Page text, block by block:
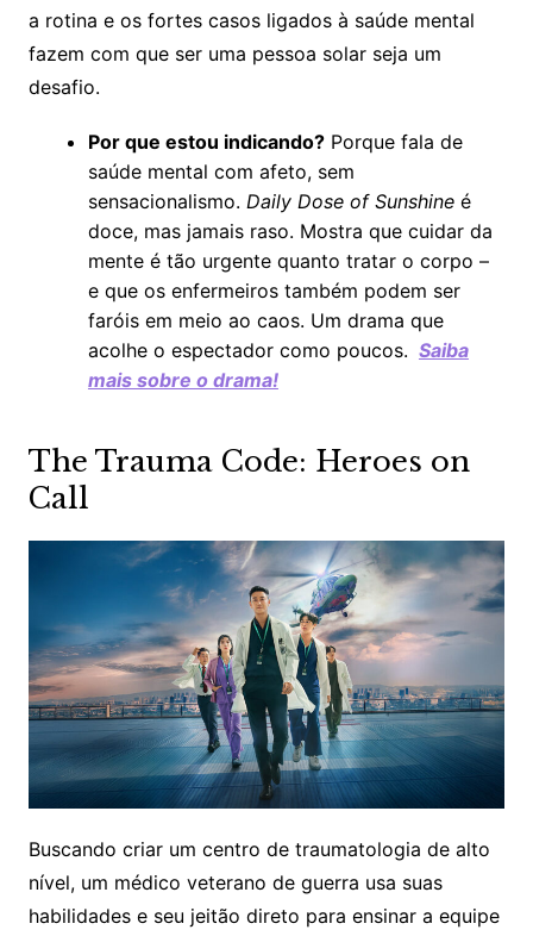
a rotina e os fortes casos ligados à saúde mental
fazem com que ser uma pessoa solar seja um
desafio.
Por que estou indicando?Porque fala de
saúde mental com afeto, sem
sensacionalismo. Daily Dose of Sunshineé
doce, mas jamais raso. Mostra que cuidar da
mente é tão urgente quanto tratar o corpo –
e que os enfermeiros também podem ser
faróis em meio ao caos. Um drama que
acolhe o espectador como poucos. Saiba
mais sobre o drama!
The Trauma Code: Heroes on
Call
Buscando criar um centro de traumatologia de alto
nível, um médico veterano de guerra usa suas
habilidades e seu jeitão direto para ensinar a equipe